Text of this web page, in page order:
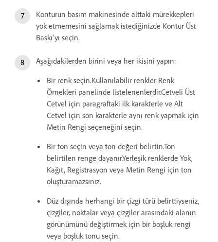
Konturun basım makinesinde alttaki mürekkepleri
yok etmemesini sağlamak istediğinizde Kontur Üst
Baskı'yı seçin.
Aşağıdakilerden birini veya her ikisini yapın:
Bir renk seçin.Kullanılabilir renkler Renk
Örnekleri panelinde listelenenlerdir.Cetveli Üst
Cetvel için paragraftaki ilk karakterle ve Alt
Cetvel için son karakterle aynı renk yapmak için
Metin Rengi seçeneğini seçin.
Bir ton seçin veya ton değeri belirtin.Ton
belirtilen renge dayanır.Yerleşik renklerde Yok,
Kağıt, Registrasyon veya Metin Rengi için ton
oluşturamazsınız.
Düz dışında herhangi bir çizgi türü belirttiyseniz,
çizgiler, noktalar veya çizgiler arasındaki alanın
görünümünü değiştirmek için bir boşluk rengi
veya boşluk tonu seçin.